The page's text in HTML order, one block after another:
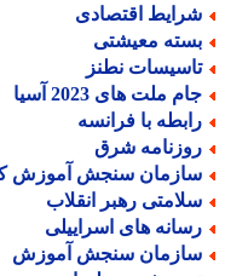
اقتصادی
معیشتی
نطنز
ملت های 2023 آسیا
با فرانسه
شرق
سنجش آموزش
رهبر انقلاب
های اسراییلی
سنجش آموزش